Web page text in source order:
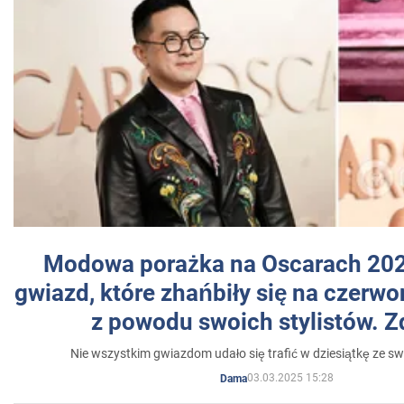
Modowa porażka na Oscarach
gwiazd, które zhańbiły się na
z powodu swoich stylistów.
Nie wszystkim gwiazdom udało się trafić w dziesiątkę ze
Dama03.03.2025 15:28